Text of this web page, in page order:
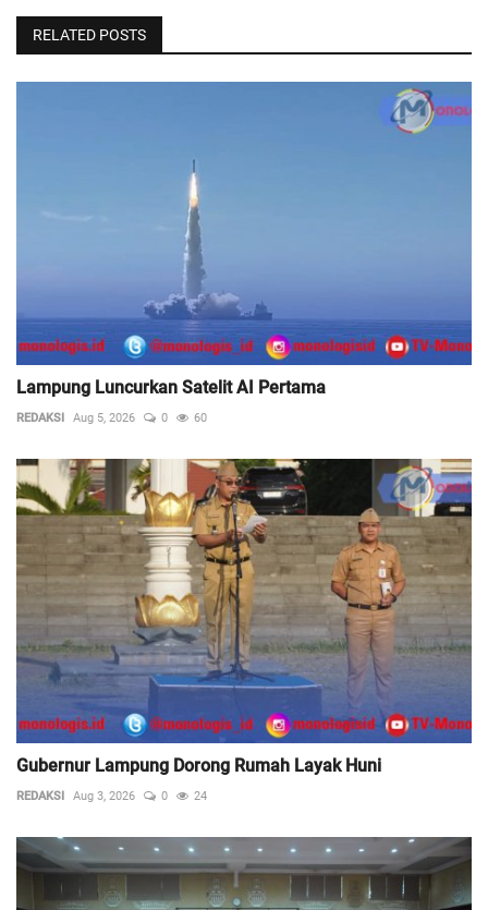
RELATED POSTS
Lampung Luncurkan Satelit AI Pertama
REDAKSI Aug 5, 2026 0 60
Gubernur Lampung Dorong Rumah Layak Huni
REDAKSI Aug 3, 2026 0 24